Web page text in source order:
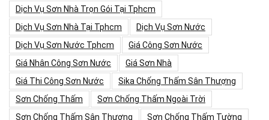
Dịch Vụ Sơn Nhà Trọn Gói Tại Tphcm
Dịch Vụ Sơn Nhà Tại Tphcm
Dịch Vụ Sơn Nước
Dịch Vụ Sơn Nước Tphcm
Giá Công Sơn Nước
Giá Nhân Công Sơn Nước
Giá Sơn Nhà
Giá Thi Công Sơn Nước
Sika Chống Thấm Sân Thượng
Sơn Chống Thấm
Sơn Chống Thấm Ngoài Trời
Sơn Chống Thấm Sân Thượng
Sơn Chống Thấm Tường